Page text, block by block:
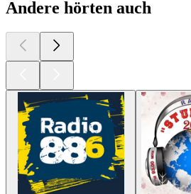
Andere hörten auch